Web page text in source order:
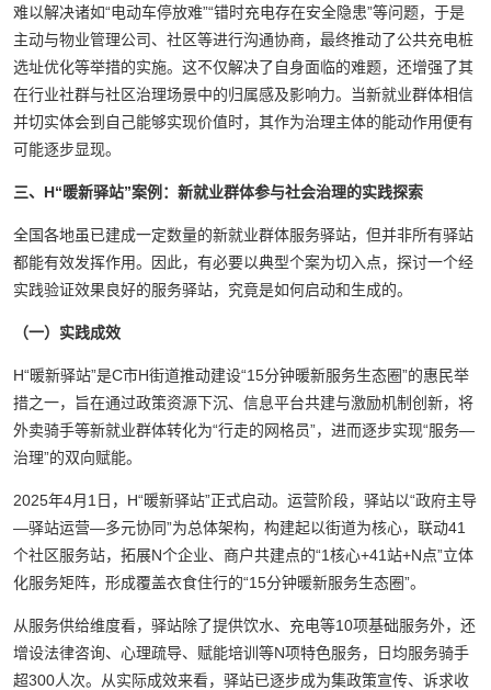
难以解决诸如“电动车停放难”“错时充电存在安全隐患”等问题，于是
主动与物业管理公司、社区等进行沟通协商，最终推动了公共充电桩
选址优化等举措的实施。这不仅解决了自身面临的难题，还增强了其
在行业社群与社区治理场景中的归属感及影响力。当新就业群体相信
并切实体会到自己能够实现价值时，其作为治理主体的能动作用便有
可能逐步显现。
三、H“暖新驿站”案例：新就业群体参与社会治理的实践探索
全国各地虽已建成一定数量的新就业群体服务驿站，但并非所有驿站
都能有效发挥作用。因此，有必要以典型个案为切入点，探讨一个经
实践验证效果良好的服务驿站，究竟是如何启动和生成的。
（一）实践成效
H“暖新驿站”是C市H街道推动建设“15分钟暖新服务生态圈”的惠民举
措之一，旨在通过政策资源下沉、信息平台共建与激励机制创新，将
外卖骑手等新就业群体转化为“行走的网格员”，进而逐步实现“服务—
治理”的双向赋能。
2025年4月1日，H“暖新驿站”正式启动。运营阶段，驿站以“政府主导
—驿站运营—多元协同”为总体架构，构建起以街道为核心，联动41
个社区服务站，拓展N个企业、商户共建点的“1核心+41站+N点”立体
化服务矩阵，形成覆盖衣食住行的“15分钟暖新服务生态圈”。
从服务供给维度看，驿站除了提供饮水、充电等10项基础服务外，还
增设法律咨询、心理疏导、赋能培训等N项特色服务，日均服务骑手
超300人次。从实际成效来看，驿站已逐步成为集政策宣传、诉求收